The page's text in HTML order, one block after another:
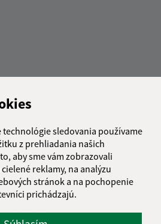
technológie sledovania používame
z prehliadania našich
aby sme vám zobrazovali
reklamy, na analýzu
stránok a na pochopenie
prichádzajú.
o stránke:
o prístupnosti
práva
osobných údajov
Navigácia: